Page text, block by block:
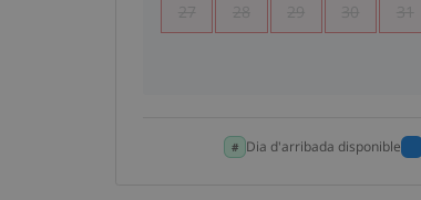
27 28 29 30 31
Dia d'arribada disponible